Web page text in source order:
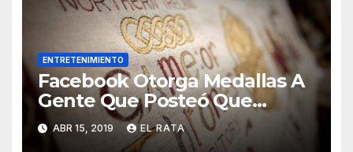
ENTRETENIMIENTO
Facebook Otorga Medallas A
Gente Que Posteó Que
Nunca Ha Visto «Game Of
Thrones»
ABR 15, 2019 EL RATA